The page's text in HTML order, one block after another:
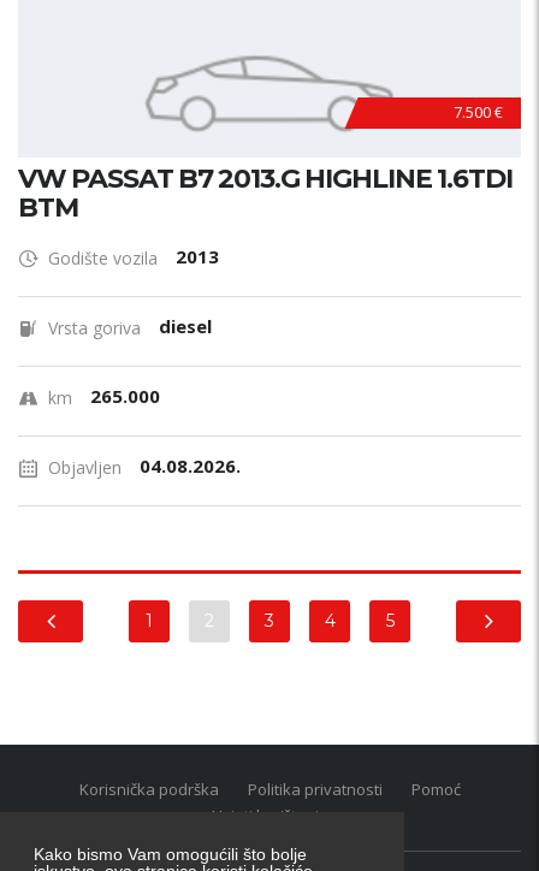
Kako bismo Vam omogućili što bolje
7.500 €
VW PASSAT B7 2013.G HIGHLINE 1.6TDI
BTM
Godište vozila 2013
Vrsta goriva diesel
km 265.000
Objavljen 04.08.2026.
1 2 3 4 5
Korisnička podrška Politika privatnosti
Pomoć
Uvjeti korištenja